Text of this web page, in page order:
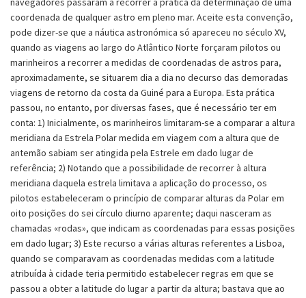
coordenada de qualquer astro em pleno mar. Aceite esta convenção,
pode dizer-se que a náutica astronómica só apareceu no século XV,
quando as viagens ao largo do Atlântico Norte forçaram pilotos ou
marinheiros a recorrer a medidas de coordenadas de astros para,
aproximadamente, se situarem dia a dia no decurso das demoradas
viagens de retorno da costa da Guiné para a Europa. Esta prática
passou, no entanto, por diversas fases, que é necessário ter em
conta: 1) Inicialmente, os marinheiros limitaram-se a comparar a altura
meridiana da Estrela Polar medida em viagem com a altura que de
antemão sabiam ser atingida pela Estrele em dado lugar de
referência; 2) Notando que a possibilidade de recorrer à altura
meridiana daquela estrela limitava a aplicação do processo, os
pilotos estabeleceram o princípio de comparar alturas da Polar em
oito posições do sei círculo diurno aparente; daqui nasceram as
chamadas «rodas», que indicam as coordenadas para essas posições
em dado lugar; 3) Este recurso a várias alturas referentes a Lisboa,
quando se comparavam as coordenadas medidas com a latitude
atribuída à cidade teria permitido estabelecer regras em que se
passou a obter a latitude do lugar a partir da altura; bastava que ao